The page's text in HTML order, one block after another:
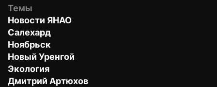
Темы
Новости ЯНАО
Салехард
Ноябрьск
Новый Уренгой
Экология
Дмитрий Артюхов